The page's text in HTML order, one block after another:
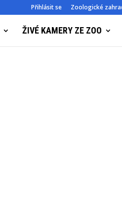
Přihlásit se Zoologické
ŽIVÉ KAMERY ZE ZOO